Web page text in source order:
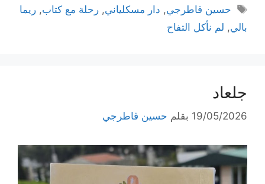
الوسوم
حسين قاطرجي, دار مسكلياني,رحلة مع كتاب,ريما
بالي, لم نأكل التفاح
جلعاد
19/05/2026 بقلم حسين قاطرجي